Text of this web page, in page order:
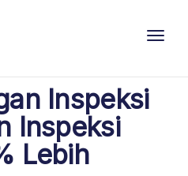
Inspeksi
Inspeksi
Lebih